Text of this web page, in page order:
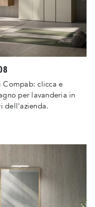
Compab: clicca e
per lavanderia in
dell'azienda.